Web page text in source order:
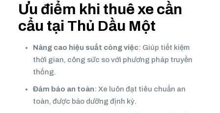
Ưu điểm khi thuê xe cần
cẩu tại Thủ Dầu Một
Nâng cao hiệu suất công việc: Giúp tiết kiệm
thời gian, công sức so với phương pháp truyền
thống.
Đảm bảo an toàn: Xe luôn đạt tiêu chuẩn an
toàn, được bảo dưỡng định kỳ.